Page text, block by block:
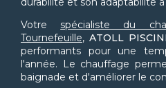
Votre spécialiste du
Tournefeuille, ATOLL
performants pour une
l'année. Le chauffage
baignade et d'améliorer le